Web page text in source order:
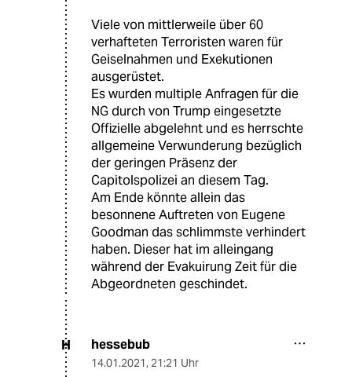
Viele von mittlerweile über 60
verhafteten Terroristen waren für
Geiselnahmen und Exekutionen
ausgerüstet.
Es wurden multiple Anfragen für die
NG durch von Trump eingesetzte
Offizielle abgelehnt und es herrschte
allgemeine Verwunderung bezüglich
der geringen Präsenz der
Capitolspolizei an diesem Tag.
Am Ende könnte allein das
besonnene Auftreten von Eugene
Goodman das schlimmste verhindert
haben. Dieser hat im alleingang
während der Evakuirung Zeit für die
Abgeordneten geschindet.
H hessebub
14.01.2021, 21:21 Uhr